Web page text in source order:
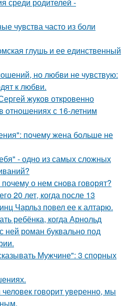
чувства часто из боли
глушь и ее единственный
но любви не чувствую:
к любви.
жуков откровенно
отношениях с 16-летним
почему жена больше не
- одно из самых сложных
о нем снова говорят?
20 лет, когда после 13
Чарльз повел ее к алтарю.
ребёнка, когда Арнольд
ней роман буквально под
Мужчине": 3 спорных
говорит уверенно, мы